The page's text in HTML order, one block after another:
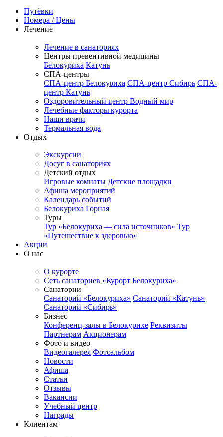
Путёвки
Номера / Цены
Лечение
Лечение в санаториях
Центры превентивной медицины
Белокуриха Катунь
СПА-центры
СПА-центр Белокуриха СПА-центр Сибирь СПА-
центр Катунь
Оздоровительный центр Водный мир
Лечебные факторы курорта
Наши врачи
Термальная вода
Отдых
Экскурсии
Досуг в санаториях
Детский отдых
Игровые комнаты Детские площадки
Афиша мероприятий
Календарь событий
Белокуриха Горная
Туры
Тур «Белокуриха — сила источников» Тур
«Путешествие к здоровью»
Акции
О нас
О курорте
Сеть санаториев «Курорт Белокуриха»
Санатории
Санаторий «Белокуриха» Санаторий «Катунь»
Санаторий «Сибирь»
Бизнес
Конференц-залы в Белокурихе Реквизиты
Партнерам Акционерам
Фото и видео
Видеогалерея Фотоальбом
Новости
Афиша
Статьи
Отзывы
Вакансии
Учебный центр
Награды
Клиентам